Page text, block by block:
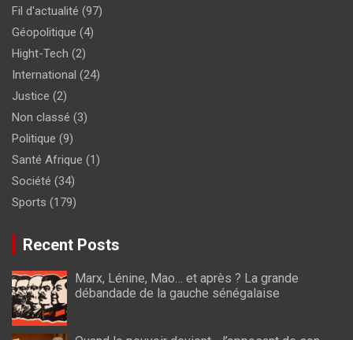
Fil d'actualité (97)
Géopolitique (4)
Hight-Tech (2)
International (24)
Justice (2)
Non classé (3)
Politique (9)
Santé Afrique (1)
Société (34)
Sports (179)
Recent Posts
Marx, Lénine, Mao… et après ? La grande
débandade de la gauche sénégalaise